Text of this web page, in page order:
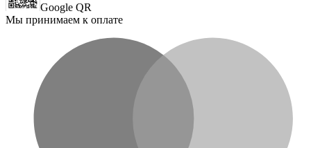
Google QR
Мы принимаем к оплате